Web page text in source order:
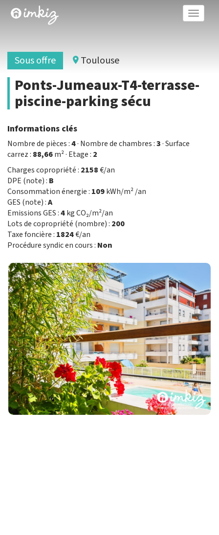
Toggle
Sous offre Toulouse
Ponts-Jumeaux-T4-terrasse-
piscine-parking sécu
Informations clés
Nombre de pièces :4· Nombre de chambres :3· Surface
carrez : 88,66m² · Etage : 2
Charges copropriété : 2158€/an
DPE (note) : B
Consommation énergie : 109kWh/m² /an
GES (note) :A
Emissions GES :4kg CO₂/m²/an
Lots de copropriété (nombre) : 200
Taxe foncière : 1824€/an
Procédure syndic en cours : Non